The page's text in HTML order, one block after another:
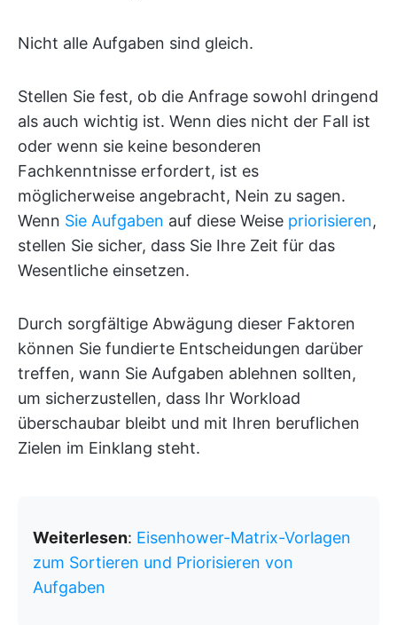
Nicht alle Aufgaben sind gleich.
Stellen Sie fest, ob die Anfrage sowohl dringend
als auch wichtig ist. Wenn dies nicht der Fall ist
oder wenn sie keine besonderen
Fachkenntnisse erfordert, ist es
möglicherweise angebracht, Nein zu sagen.
Wenn Sie Aufgaben auf diese Weise priorisieren,
stellen Sie sicher, dass Sie Ihre Zeit für das
Wesentliche einsetzen.
Durch sorgfältige Abwägung dieser Faktoren
können Sie fundierte Entscheidungen darüber
treffen, wann Sie Aufgaben ablehnen sollten,
um sicherzustellen, dass Ihr Workload
überschaubar bleibt und mit Ihren beruflichen
Zielen im Einklang steht.
Weiterlesen: Eisenhower-Matrix-Vorlagen
zum Sortieren und Priorisieren von
Aufgaben